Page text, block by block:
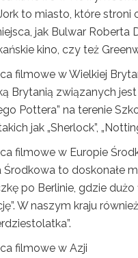
to miasto, które stroni
jak Bulwar Roberta
kino, czy też
filmowe w Wielkiej
Brytanią związanych
Pottera” na terenie
jak „Sherlock”,
filmowe w Europie
Środkowa to doskonałe
po Berlinie, gdzie
W naszym kraju
filmowe w Azji